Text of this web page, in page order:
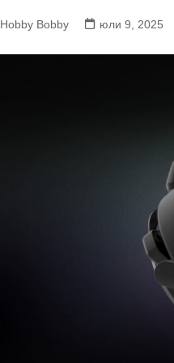
Hobby Bobby юли 9, 2025